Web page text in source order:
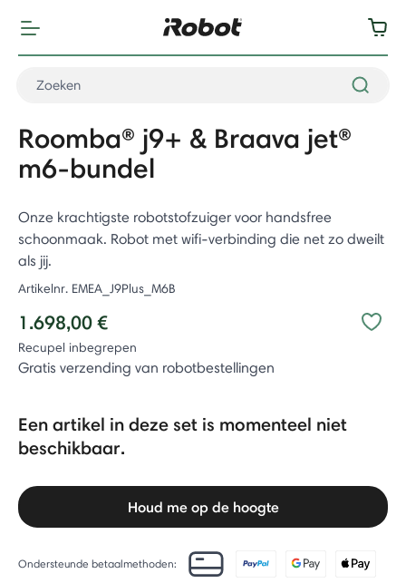
Roomba® j9+ & Braava jet®
m6-bundel
Onze krachtigste robotstofzuiger voor handsfree
schoonmaak. Robot met wifi-verbinding die net zo dweilt
als jij.
Artikelnr. EMEA_J9Plus_M6B
1.698,00 €
Recupel inbegrepen
Gratis verzending van robotbestellingen
Een artikel in deze set is momenteel niet
beschikbaar.
Houd me op de hoogte
Ondersteunde betaalmethoden: